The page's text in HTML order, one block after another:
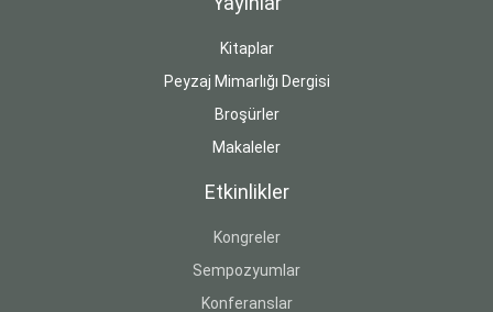
Kitaplar
Peyzaj Mimarlığı Dergisi
Broşürler
Makaleler
Etkinlikler
Kongreler
Sempozyumlar
Konferanslar